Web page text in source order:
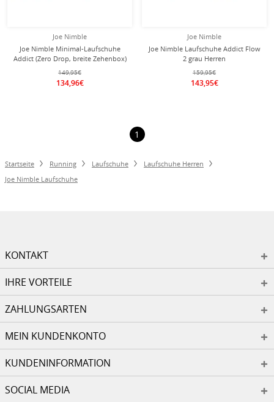
Joe Nimble
Joe Nimble Minimal-Laufschuhe
Addict (Zero Drop, breite Zehenbox)
2026 grau/blau Herren
149,95€
134,96€
Joe Nimble
Joe Nimble Laufschuhe Addict Flow
2 grau Herren
159,95€
143,95€
1
Startseite Running Laufschuhe
Laufschuhe Herren
Joe Nimble Laufschuhe
KONTAKT
IHRE VORTEILE
ZAHLUNGSARTEN
MEIN KUNDENKONTO
KUNDENINFORMATION
SOCIAL MEDIA